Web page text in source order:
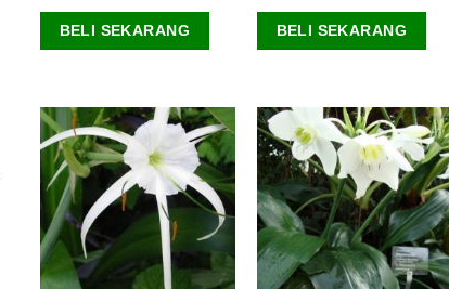
BELI SEKARANG BELI SEKARANG